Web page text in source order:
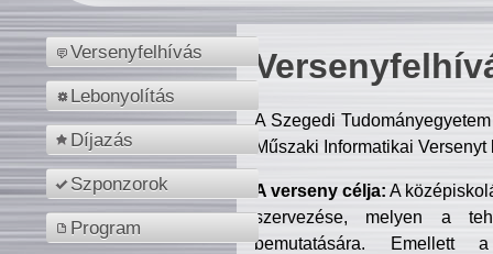
Versenyfelhívás
Lebonyolítás
Díjazás
Szponzorok
Program
A Szegedi
Műszaki Informatikai
A verseny célja: A
szervezése, melyen a
bemutatására. Emellett